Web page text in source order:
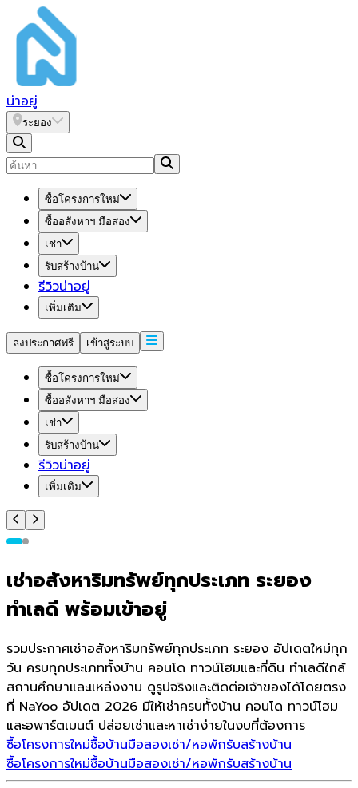
น่าอยู่
ระยอง
ซื้อโครงการใหม่
ซื้ออสังหาฯ มือสอง
เช่า
รับสร้างบ้าน
รีวิวน่าอยู่
เพิ่มเติม
ลงประกาศฟรี เข้าสู่ระบบ
ซื้อโครงการใหม่
ซื้ออสังหาฯ มือสอง
เช่า
รับสร้างบ้าน
รีวิวน่าอยู่
เพิ่มเติม
เช่าอสังหาริมทรัพย์ทุกประเภท ระยอง
ทำเลดี พร้อมเข้าอยู่
รวมประกาศเช่าอสังหาริมทรัพย์ทุกประเภท ระยอง อัปเดตใหม่ทุก
วัน ครบทุกประเภททั้งบ้าน คอนโด ทาวน์โฮมและที่ดิน ทำเลดีใกล้
สถานศึกษาและแหล่งงาน ดูรูปจริงและติดต่อเจ้าของได้โดยตรง
ที่ NaYoo อัปเดต 2026 มีให้เช่าครบทั้งบ้าน คอนโด ทาวน์โฮม
และอพาร์ตเมนต์ ปล่อยเช่าและหาเช่าง่ายในงบที่ต้องการ
ซื้อโครงการใหม่ซื้อบ้านมือสองเช่า/หอพักรับสร้างบ้าน
ซื้อโครงการใหม่ซื้อบ้านมือสองเช่า/หอพักรับสร้างบ้าน